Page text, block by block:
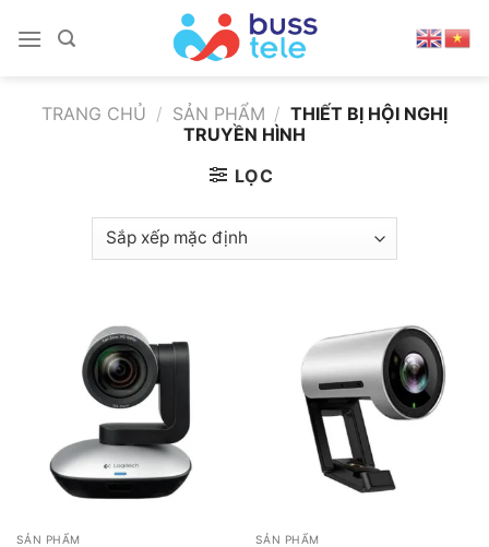
TRANG CHỦ / SẢN PHẨM / THIẾT BỊ HỘI NGHỊ
TRUYỀN HÌNH
LỌC
SẢN PHẨM SẢN PHẨM